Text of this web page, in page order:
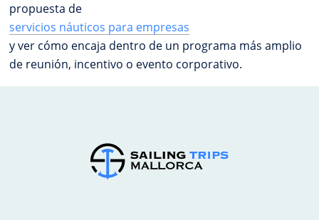
propuesta de
servicios náuticos para empresas
y ver cómo encaja dentro de un programa más amplio
de reunión, incentivo o evento corporativo.